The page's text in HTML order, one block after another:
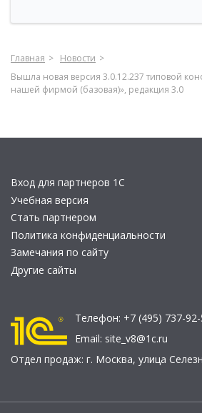
Главная
Новости
Вышла новая версия 3.0.12.237 типовой
нашей фирмой (базовая)», редакция 3.0
Вход для партнеров 1С
Учебная версия
Стать партнером
Политика конфиденциальности
Замечания по сайту
Другие сайты
Телефон: +7 (495) 737-
Email: site_v8@1c.ru
Отдел продаж: г. Москва, улица